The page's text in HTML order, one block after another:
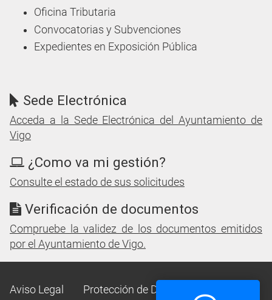
Oficina Tributaria
Convocatorias y Subvenciones
Expedientes en Exposición Pública
Sede Electrónica
Acceda a la Sede Electrónica del Ayuntamiento de
Vigo
¿Como va mi gestión?
Consulte el estado de sus solicitudes
Verificación de documentos
Compruebe la validez de los documentos emitidos
por el Ayuntamiento de Vigo.
Aviso Legal Protección de Datos